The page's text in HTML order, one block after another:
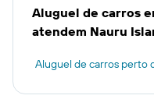
Aluguel de carros
atendem Nauru
Aluguel de carros perto